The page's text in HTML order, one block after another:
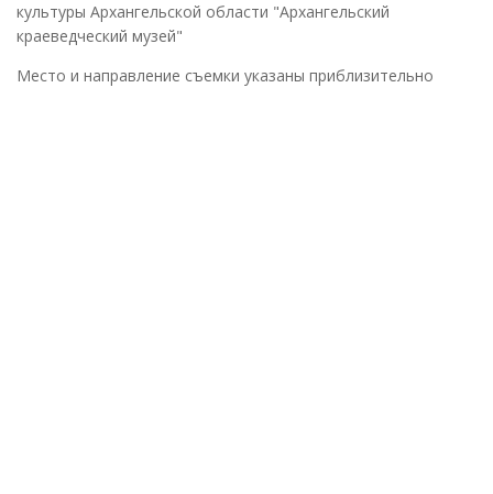
культуры Архангельской области "Архангельский
краеведческий музей"
Место и направление съемки указаны приблизительно